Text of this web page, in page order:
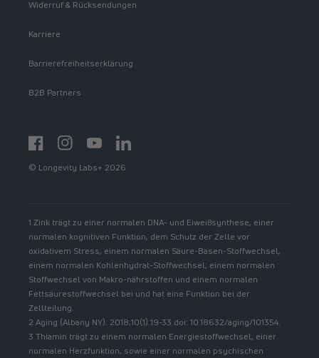
Widerruf & Rücksendungen
Karriere
Barrierefreiheitserklärung
B2B Partners
FacebookInstagramYouTubehttps://www.linkedin.com/showcase/
© Longevity Labs+ 2026
1 Zink trägt zu einer normalen DNA- und Eiweißsynthese, einer
normalen kognitiven Funktion, dem Schutz der Zelle vor
oxidativem Stress, einem normalen Säure-Basen-Stoffwechsel,
einem normalen Kohlenhydrat-Stoffwechsel, einem normalen
Stoffwechsel von Makro-nährstoffen und einem normalen
Fettsäurestoffwechsel bei und hat eine Funktion bei der
Zellteilung.
2 Aging (Albany NY). 2018;10(1):19-33 doi: 10.18632/aging/101354.
3 Thiamin trägt zu einem normalen Energiestoffwechsel, einer
normalen Herzfunktion, sowie einer normalen psychischen